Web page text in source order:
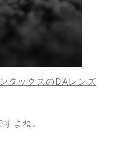
タックスのDAレンズ
よね。